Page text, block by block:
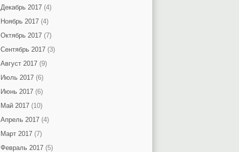
Декабрь 2017(4)
Ноябрь 2017(4)
Октябрь 2017(7)
Сентябрь 2017(3)
Август 2017(9)
Июль 2017(6)
Июнь 2017(6)
Май 2017(10)
Апрель 2017(4)
Март 2017(7)
Февраль 2017(5)